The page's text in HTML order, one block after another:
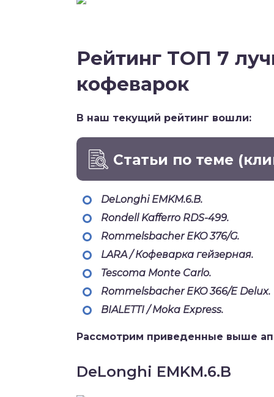
Рейтинг ТОП 7
кофеварок
В наш текущий рейтинг вошли:
Статьи по теме
DeLonghi EMKM.6.B.
Rondell Kafferro RDS-499.
Rommelsbacher EKO 376/G.
LARA / Кофеварка гейзерная.
Tescoma Monte Carlo.
Rommelsbacher EKO 366/E Delux.
BIALETTI / Moka Express.
Рассмотрим приведенные выше
DeLonghi EMKM.6.B